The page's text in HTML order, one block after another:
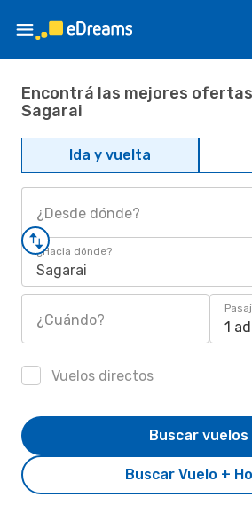
Encontrá las mejores
Sagarai
Ida y vuelta
¿Desde dónde?
¿Hacia dónde?
Sagarai
¿Cuándo? 1
Vuelos directos
Buscar Vuelo +
Buscar vuelos